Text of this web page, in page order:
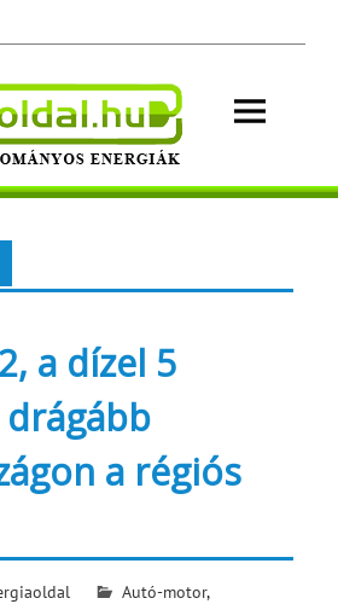
energiák.
a dízel 5
drágább
a régiós
Autó-motor,